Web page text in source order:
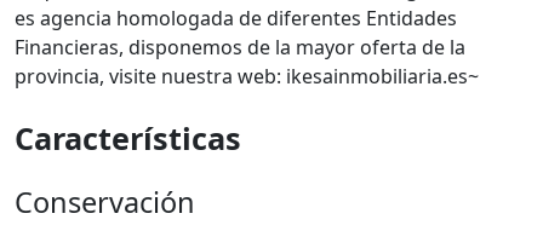
es agencia homologada de diferentes Entidades
Financieras, disponemos de la mayor oferta de la
provincia, visite nuestra web: ikesainmobiliaria.es~
Características
Conservación